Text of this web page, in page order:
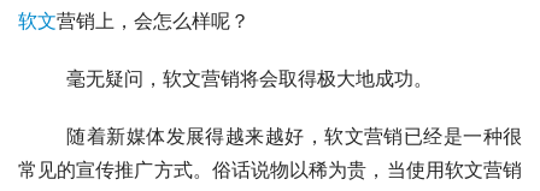
软文营销上，会怎么样呢？
	毫无疑问，软文营销将会取得极大地成功。
	随着新媒体发展得越来越好，软文营销已经是一种很
常见的宣传推广方式。俗话说物以稀为贵，当使用软文营销